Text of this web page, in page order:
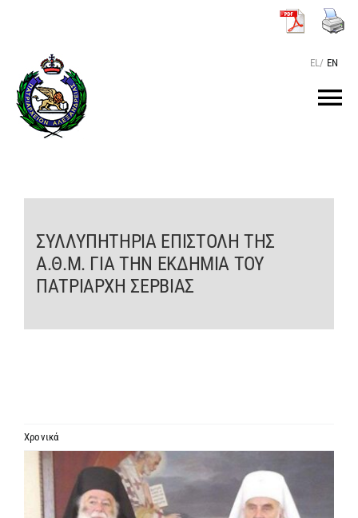
περιεχόμενο
EL/ EN
ΤΟ ΠΑΤΡΙΑΡΧΕΙΟ
MEDIA
ΣΥΛΛΥΠΗΤΗΡΙΑ ΕΠΙΣΤΟΛΗ ΤΗΣ
Α.Θ.Μ. ΓΙΑ ΤΗΝ ΕΚΔΗΜΙΑ ΤΟΥ
ΠΑΤΡΙΑΡΧΗ ΣΕΡΒΙΑΣ
Χρονικά
Προβολή
μεγαλύτερης
εικόνας